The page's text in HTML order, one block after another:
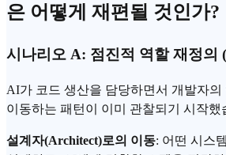
은 어떻게 재편될 것인가?
시나리오 A: 점진적 역할 재정의
AI가 코드 생산을 담당하면서 개발자의
이동하는 패턴이 이미 관찰되기 시작했
설계자(Architect)로의 이동: 어떤 시스